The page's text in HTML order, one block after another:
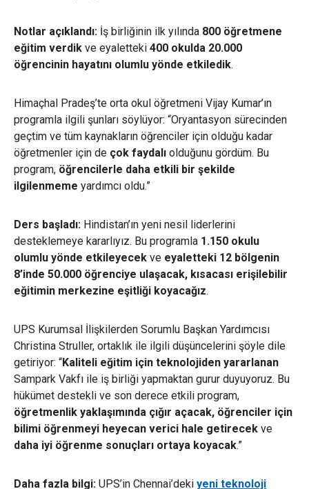
Notlar açıklandı: İş birliğinin ilk yılında 800 öğretmene
eğitim verdik ve eyaletteki 400 okulda 20.000
öğrencinin hayatını olumlu yönde etkiledik.
Himaçhal Pradeş’te orta okul öğretmeni Vijay Kumar’ın
programla ilgili şunları söylüyor: “Oryantasyon sürecinden
geçtim ve tüm kaynakların öğrenciler için olduğu kadar
öğretmenler için de çok faydalı olduğunu gördüm. Bu
program, öğrencilerle daha etkili bir şekilde
ilgilenmeme yardımcı oldu.”
Ders başladı: Hindistan’ın yeni nesil liderlerini
desteklemeye kararlıyız. Bu programla 1.150 okulu
olumlu yönde etkileyecek ve eyaletteki 12 bölgenin
8’inde 50.000 öğrenciye ulaşacak, kısacası erişilebilir
eğitimin merkezine eşitliği koyacağız.
UPS Kurumsal İlişkilerden Sorumlu Başkan Yardımcısı
Christina Struller, ortaklık ile ilgili düşüncelerini şöyle dile
getiriyor: “Kaliteli eğitim için teknolojiden yararlanan
Sampark Vakfı ile iş birliği yapmaktan gurur duyuyoruz. Bu
hükümet destekli ve son derece etkili program,
öğretmenlik yaklaşımında çığır açacak, öğrenciler için
bilimi öğrenmeyi heyecan verici hale getirecek ve
daha iyi öğrenme sonuçları ortaya koyacak.”
Daha fazla bilgi: UPS’in Chennai’deki yeni teknoloji